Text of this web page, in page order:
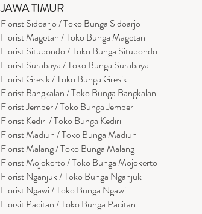
JAWA TIMUR
Florist Sidoarjo / Toko Bunga Sidoarjo
Florist Magetan / Toko Bunga Magetan
Florist Situbondo / Toko Bunga Situbondo
Florist Surabaya / Toko Bunga Surabaya
Florist Gresik / Toko Bunga Gresik
FloristBangkalan / Toko Bunga Bangkalan
Florist Jember / Toko Bunga Jember
Florist Kediri / Toko Bunga Kediri
Florist Madiun / Toko Bunga Madiun
Florist Malang / Toko Bunga Malang
Florist Mojokerto / Toko Bunga Mojokerto
Florist Nganjuk / Toko Bunga Nganjuk
Florist Ngawi /Toko Bunga Ngawi
Florsit Pacitan / Toko Bunga Pacitan